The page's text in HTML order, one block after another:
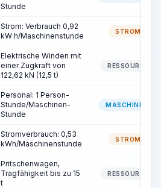
Stunde
Strom: Verbrauch 0,92
kW·h/Maschinenstunde
STROM
Elektrische Winden mit
einer Zugkraft von
122,62 kN (12,5 t)
RESSOURCE
Personal: 1 Person-
Stunde/Maschinen-
Stunde
MASCHINIST
Stromverbrauch: 0,53
kWh/Maschinenstunde
STROM
Pritschenwagen,
Tragfähigkeit bis zu 15
t
RESSOURCE